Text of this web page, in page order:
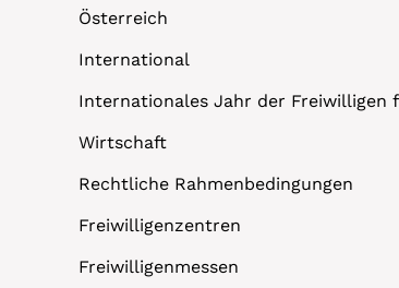
Österreich
International
Internationales Jahr der Freiwilligen
Wirtschaft
Rechtliche Rahmenbedingungen
Freiwilligenzentren
Freiwilligenmessen